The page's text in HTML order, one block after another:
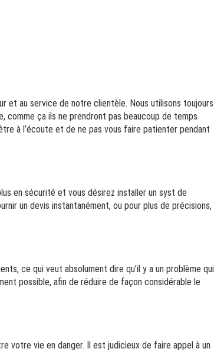
et au service de notre clientèle. Nous utilisons toujours
ça ils ne prendront pas beaucoup de temps
à l’écoute et de ne pas vous faire patienter pendant
en sécurité et vous désirez installer un syst de
un devis instantanément, ou pour plus de précisions,
ce qui veut absolument dire qu’il y a un problème qui
possible, afin de réduire de façon considérable le
votre vie en danger. Il est judicieux de faire appel à un